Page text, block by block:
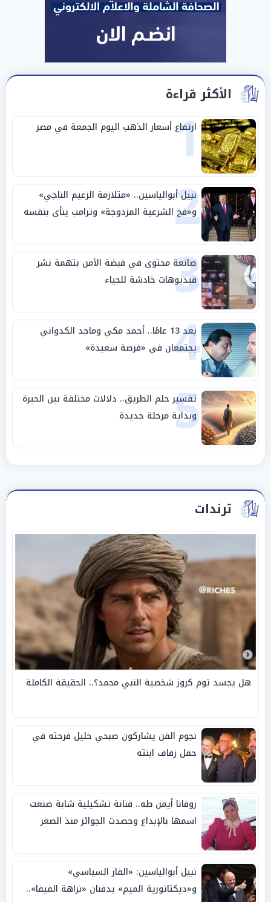
الأكثر قراءة
1
ارتفاع أسعار الذهب اليوم الجمعة في مصر
2
نبيل أبوالياسين.. «متلازمة الزعيم الناجي»
و«فخ الشرعية المزدوجة» وترامب ينأى بنفسه
وحليفه في «ميتم استراتيجي»
3
صانعة محتوى في قبضة الأمن بتهمة نشر
فيديوهات خادشة للحياء
4 بعد 13 عامًا.. أحمد مكي وماجد الكدواني
يجتمعان في «فرصة سعيدة»
5
تفسير حلم الطريق.. دلالات مختلفة بين الحيرة
وبداية مرحلة جديدة
ترندات
هل يجسد توم كروز شخصية النبي محمد؟.. الحقيقة الكاملة
نجوم الفن يشاركون صبحي خليل فرحته في
حفل زفاف ابنته
روفانا أيمن طه.. فنانة تشكيلية شابة صنعت
اسمها بالإبداع وحصدت الجوائز منذ الصغر
نبيل أبوالياسين: «الفار السياسي»
و«ديكتاتورية الميم» يدفنان «نزاهة الفيفا»..